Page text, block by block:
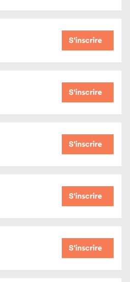
S'inscrire
S'inscrire
S'inscrire
S'inscrire
S'inscrire